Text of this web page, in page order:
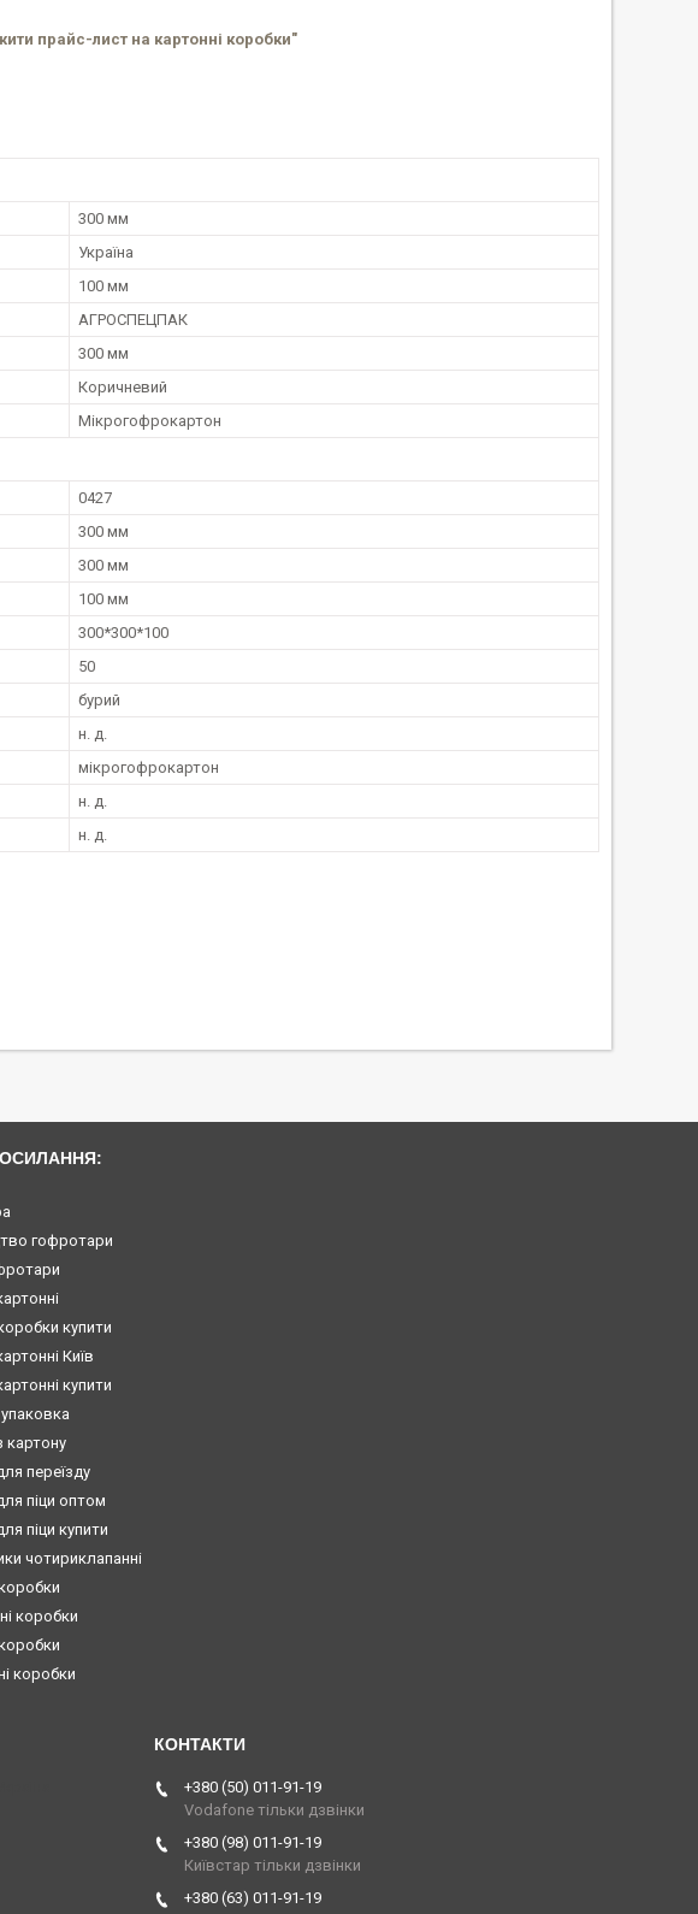
прайс-лист на картонні коробки"
300 мм
Україна
100 мм
АГРОСПЕЦПАК
300 мм
Коричневий
Мікрогофрокартон
0427
300 мм
300 мм
100 мм
300*300*100
50
бурий
н. д.
мікрогофрокартон
н. д.
н. д.
гофротари
купити
Київ
купити
картону
переїзду
піци оптом
піци купити
чотириклапанні
коробки
коробки
коробки
+380 (50) 011-91-19
Vodafone тільки дзвінки
+380 (98) 011-91-19
Київстар тільки дзвінки
+380 (63) 011-91-19